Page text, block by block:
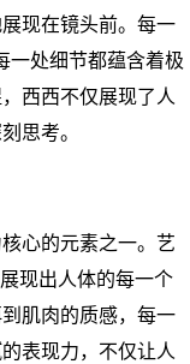
现在镜头前。每一
一处细节都蕴含着极
西西不仅展现了人
思考。
心的元素之一。艺
现出人体的每一个
肌肉的质感，每一
表现力，不仅让人